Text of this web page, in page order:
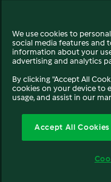
Zur Echtheit der
We use cookies to
social media features and
information about your
advertising and analytics
By clicking "Accept All
cookies on your device to
usage, and assist in our
Accept All Cookies